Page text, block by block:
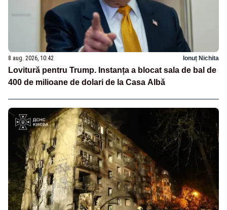
8 aug. 2026, 10:42 Ionuț Nichita
Lovitură pentru Trump. Instanța a blocat sala de bal de
400 de milioane de dolari de la Casa Albă